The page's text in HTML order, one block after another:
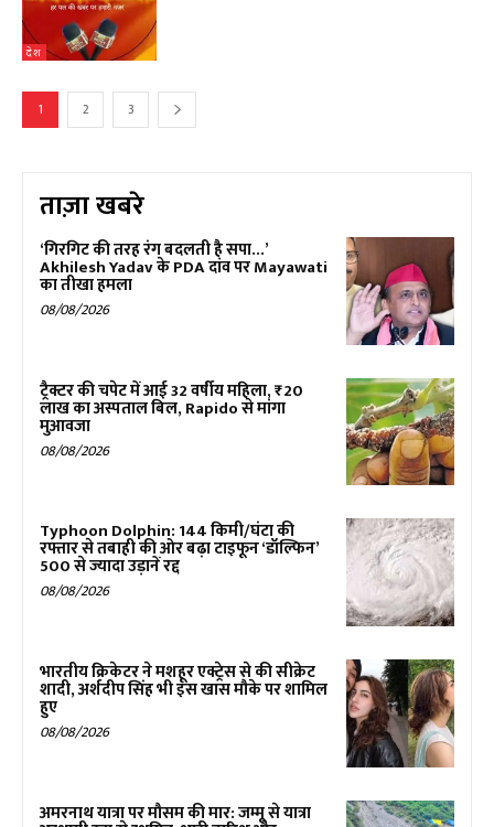
देश
1 2 3
ताज़ा खबरे
‘गिरगिट की तरह रंग बदलती है सपा…’
Akhilesh Yadav के PDA दांव पर Mayawati
का तीखा हमला
08/08/2026
ट्रैक्टर की चपेट में आई 32 वर्षीय महिला, ₹20
लाख का अस्पताल बिल, Rapido से मांगा
मुआवजा
08/08/2026
Typhoon Dolphin: 144 किमी/घंटा की
रफ्तार से तबाही की ओर बढ़ा टाइफून ‘डॉल्फिन’
500 से ज्यादा उड़ानें रद्द
08/08/2026
भारतीय क्रिकेटर ने मशहूर एक्ट्रेस से की सीक्रेट
शादी, अर्शदीप सिंह भी इस खास मौके पर शामिल
हुए
08/08/2026
अमरनाथ यात्रा पर मौसम की मार: जम्मू से यात्रा